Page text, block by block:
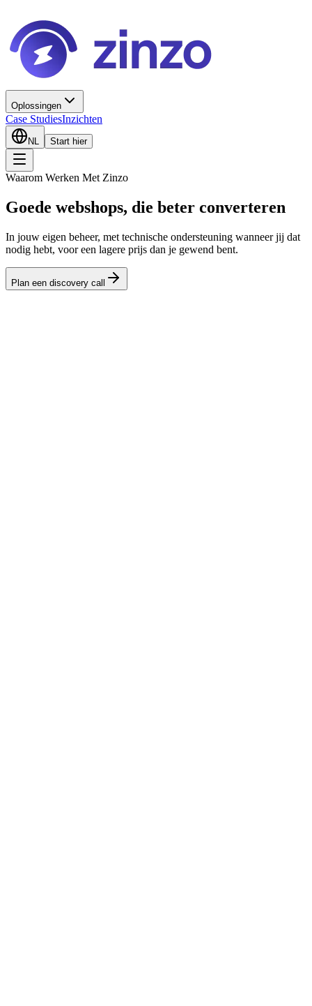
Oplossingen
Case StudiesInzichten
NL Start hier
Waarom Werken Met Zinzo
Goede webshops, die beter converteren
In jouw eigen beheer, met technische ondersteuning wanneer jij dat
nodig hebt, voor een lagere prijs dan je gewend bent.
Plan een discovery call